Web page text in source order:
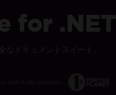
for .NET
なドキュメントスイート。